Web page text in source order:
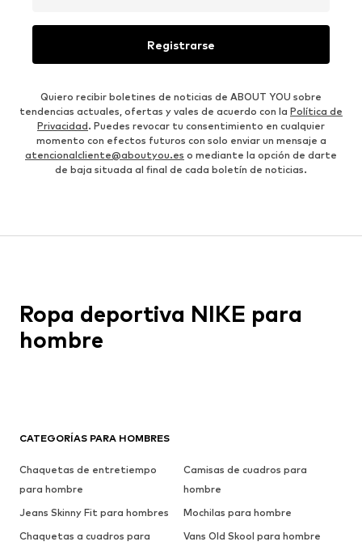
Registrarse
Quiero recibir boletines de noticias de ABOUT YOU sobre
tendencias actuales, ofertas y vales de acuerdo con la Política de
Privacidad. Puedes revocar tu consentimiento en cualquier
momento con efectos futuros con solo enviar un mensaje a
atencionalcliente@aboutyou.es o mediante la opción de darte
de baja situada al final de cada boletín de noticias.
CATEGORÍAS PARA HOMBRES
Chaquetas de entretiempo
para hombre
Camisas de cuadros para
hombre
Jeans Skinny Fit para hombres
Mochilas para hombre
Chaquetas a cuadros para
Vans Old Skool para hombre
Ropa deportiva NIKE para
hombre